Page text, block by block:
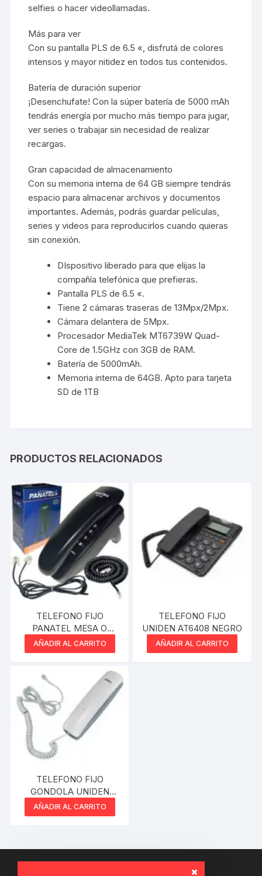
selfies o hacer videollamadas.
Más para ver
Con su pantalla PLS de 6.5 «, disfrutá de colores
intensos y mayor nitidez en todos tus contenidos.
Batería de duración superior
¡Desenchufate! Con la súper batería de 5000 mAh
tendrás energía por mucho más tiempo para jugar,
ver series o trabajar sin necesidad de realizar
recargas.
Gran capacidad de almacenamiento
Con su memoria interna de 64 GB siempre tendrás
espacio para almacenar archivos y documentos
importantes. Además, podrás guardar películas,
series y videos para reproducirlos cuando quieras
sin conexión.
DIspositivo liberado para que elijas la
compañía telefónica que prefieras.
Pantalla PLS de 6.5 «.
Tiene 2 cámaras traseras de 13Mpx/2Mpx.
Cámara delantera de 5Mpx.
Procesador MediaTek MT6739W Quad-
Core de 1.5GHz con 3GB de RAM.
Batería de 5000mAh.
Memoria interna de 64GB. Apto para tarjeta
SD de 1TB
PRODUCTOS RELACIONADOS
TELEFONO FIJO
PANATEL MESA O
PARED
AÑADIR AL CARRITO
TELEFONO FIJO
UNIDEN AT6408 NEGRO
AÑADIR AL CARRITO
TELEFONO FIJO
GONDOLA UNIDEN
AT8101
AÑADIR AL CARRITO